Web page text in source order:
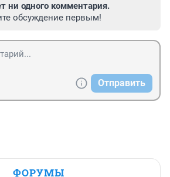
ни одного комментария.
обсуждение первым!
Отправить
ФОРУМЫ